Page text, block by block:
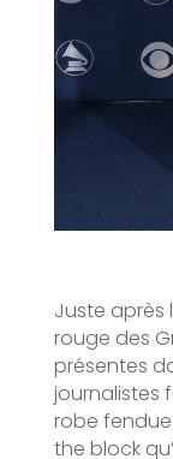
Juste après
rouge des
présentes
journalistes
robe
the block